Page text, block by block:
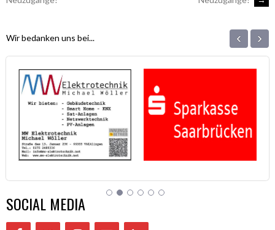
NAVIGATION
Wir bedanken uns bei... ‹ ›
SOCIAL MEDIA